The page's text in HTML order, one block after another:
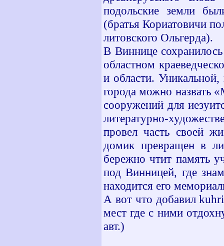
подольские земли
(братья Кориатовичи
литовского Ольгерда).
В Виннице
областном
и области.
города можно назвать
сооружений для
литературно-
провел часть своей
домик превращен в
бережно чтит память
под Винницей, где
находится его
А вот что добавил
мест где с ними
авт.)